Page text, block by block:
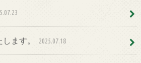
ます。 2025.07.18